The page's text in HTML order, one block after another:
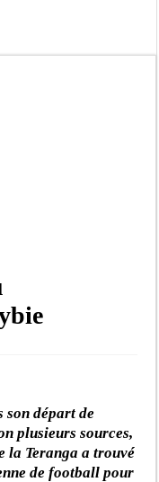
son départ de
plusieurs sources,
la Teranga a trouvé
de football pour